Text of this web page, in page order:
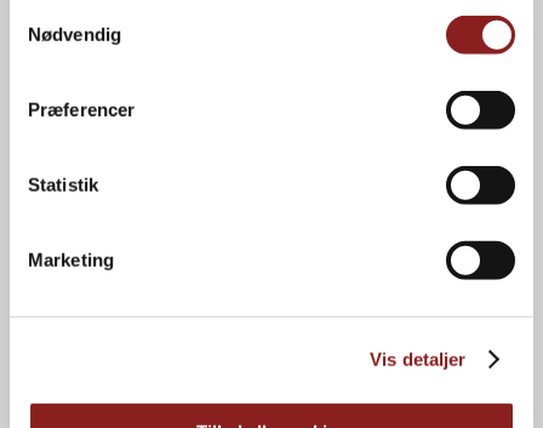
Nødvendig
Præferencer
Statistik
Marketing
Vis detaljer
Brands
INFORMATION
Cookiepolitik
Kataloger